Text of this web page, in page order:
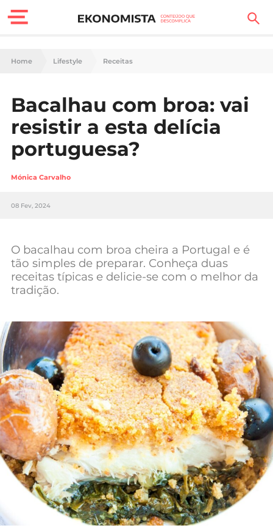
Finanças Pessoais
Carreira
Casa
Lifestyle
Sociedade
Negócios
Mundial 2026
Home Lifestyle Receitas
Bacalhau com broa: vai
resistir a esta delícia
portuguesa?
Mónica Carvalho
08 Fev, 2024
O bacalhau com broa cheira a Portugal e é
tão simples de preparar. Conheça duas
receitas típicas e delicie-se com o melhor da
tradição.